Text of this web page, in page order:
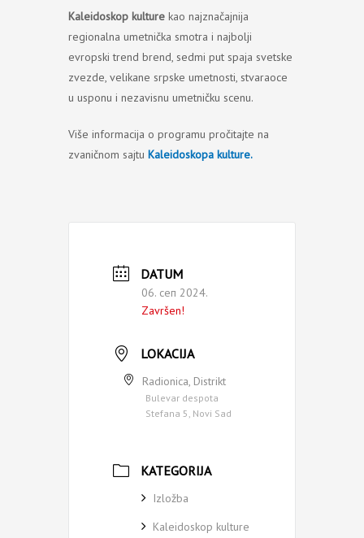
Kaleidoskop kulture kao najznačajnija
regionalna umetnička smotra i najbolji
evropski trend brend, sedmi put spaja svetske
zvezde, velikane srpske umetnosti, stvaraoce
u usponu i nezavisnu umetničku scenu.
Više informacija o programu pročitajte na
zvaničnom sajtu Kaleidoskopa kulture.
DATUM
06. сеп 2024.
Završen!
LOKACIJA
Radionica, Distrikt
Bulevar despota
Stefana 5, Novi Sad
KATEGORIJA
Izložba
Kaleidoskop kulture